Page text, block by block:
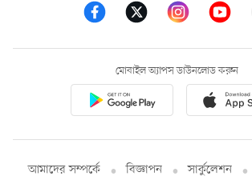
মোবাইল অ্যাপস ডাউনলোড করুন
আমাদের সম্পর্কে বিজ্ঞাপন সার্কুলেশন